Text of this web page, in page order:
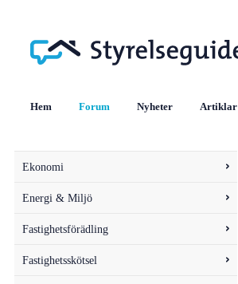
Hem Forum Nyheter Artiklar
Ekonomi
Energi & Miljö
Fastighetsförädling
Fastighetsskötsel